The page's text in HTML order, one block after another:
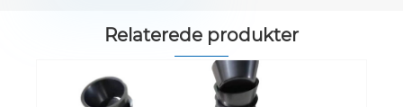
Relaterede produkter